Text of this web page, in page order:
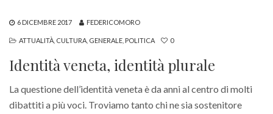
6 DICEMBRE 2017 FEDERICOMORO
ATTUALITÀ CULTURA GENERALE POLITICA 0
Identità veneta, identità plurale
La questione dell’identità veneta è da anni al centro di molti
dibattiti a più voci. Troviamo tanto chi ne sia sostenitore